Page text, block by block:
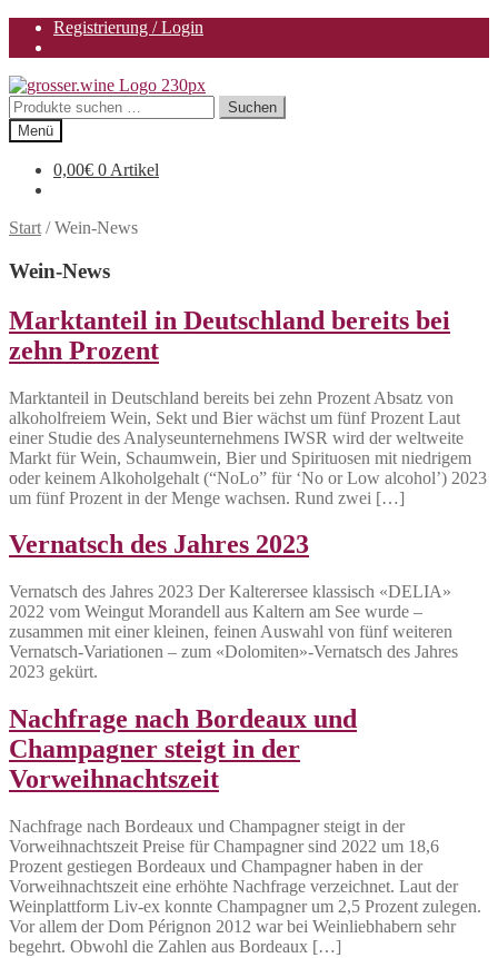
Registrierung / Login
Zur
Navigation
springen
Zum
Inhalt
springen
Suchen
nach:
Suchen
Menü
0,00€ 0 Artikel
Start /Wein-News
Wein-News
Marktanteil in Deutschland bereits bei
zehn Prozent
Marktanteil in Deutschland bereits bei zehn Prozent Absatz von
alkoholfreiem Wein, Sekt und Bier wächst um fünf Prozent Laut
einer Studie des Analyseunternehmens IWSR wird der weltweite
Markt für Wein, Schaumwein, Bier und Spirituosen mit niedrigem
oder keinem Alkoholgehalt (“NoLo” für ‘No or Low alcohol’) 2023
um fünf Prozent in der Menge wachsen. Rund zwei […]
Vernatsch des Jahres 2023
Vernatsch des Jahres 2023 Der Kalterersee klassisch «DELIA»
2022 vom Weingut Morandell aus Kaltern am See wurde –
zusammen mit einer kleinen, feinen Auswahl von fünf weiteren
Vernatsch-Variationen – zum «Dolomiten»-Vernatsch des Jahres
2023 gekürt.
Nachfrage nach Bordeaux und
Champagner steigt in der
Vorweihnachtszeit
Nachfrage nach Bordeaux und Champagner steigt in der
Vorweihnachtszeit Preise für Champagner sind 2022 um 18,6
Prozent gestiegen Bordeaux und Champagner haben in der
Vorweihnachtszeit eine erhöhte Nachfrage verzeichnet. Laut der
Weinplattform Liv-ex konnte Champagner um 2,5 Prozent zulegen.
Vor allem der Dom Pérignon 2012 war bei Weinliebhabern sehr
begehrt. Obwohl die Zahlen aus Bordeaux […]